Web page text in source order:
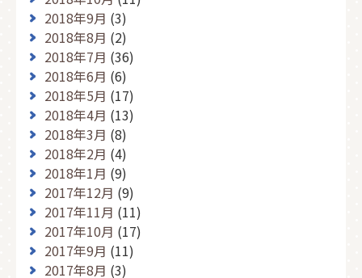
2018年9月 (3)
2018年8月 (2)
2018年7月 (36)
2018年6月 (6)
2018年5月 (17)
2018年4月 (13)
2018年3月 (8)
2018年2月 (4)
2018年1月 (9)
2017年12月 (9)
2017年11月 (11)
2017年10月 (17)
2017年9月 (11)
2017年8月 (3)